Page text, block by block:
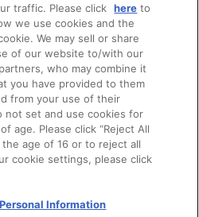
Namco Filmworks Inc.
の転載はお断りいたします。
traffic. Please click here to
we use cookies and the
We may sell or share
of our website to/with our
who may combine it
you have provided to them
from your use of their
not set and use cookies for
age. Please click “Reject All
age of 16 or to reject all
cookie settings, please click
Information